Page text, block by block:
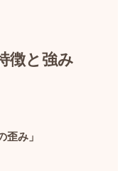
徴と強み
歪み」